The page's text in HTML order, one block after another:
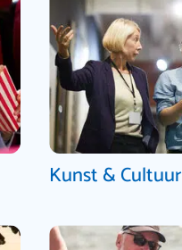
Kunst & Cultuur